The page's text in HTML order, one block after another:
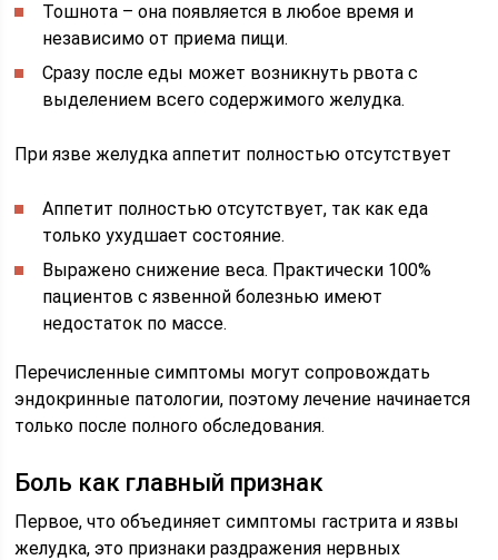
Тошнота – она появляется в любое время и
независимо от приема пищи.
Сразу после еды может возникнуть рвота с
выделением всего содержимого желудка.
При язве желудка аппетит полностью отсутствует
Аппетит полностью отсутствует, так как еда
только ухудшает состояние.
Выражено снижение веса. Практически 100%
пациентов с язвенной болезнью имеют
недостаток по массе.
Перечисленные симптомы могут сопровождать
эндокринные патологии, поэтому лечение начинается
только после полного обследования.
Боль как главный признак
Первое, что объединяет симптомы гастрита и язвы
желудка, это признаки раздражения нервных